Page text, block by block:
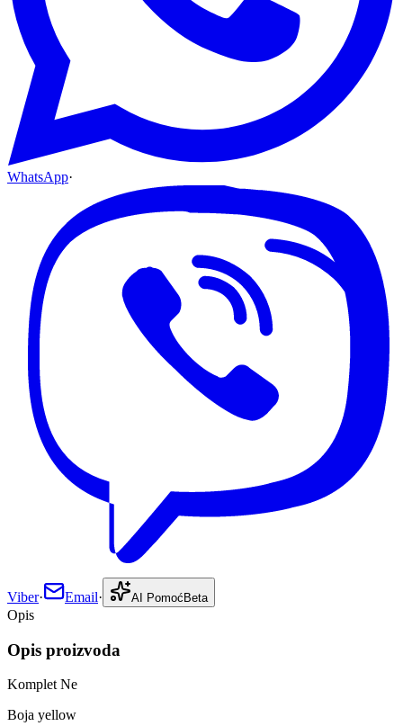
WhatsApp·
Viber· Email· AI Pomoć Beta
Opis
Opis proizvoda
Komplet Ne
Boja yellow